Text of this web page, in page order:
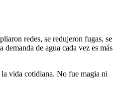
redes, se redujeron fugas, se
de agua cada vez es más
la vida cotidiana. No fue magia ni